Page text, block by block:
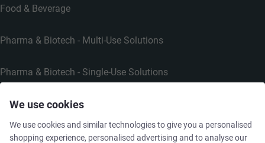
Food & Beverage
Pharma & Biotech - Multi-Use Solutions
Pharma & Biotech - Single-Use Solutions
Cleanroom
We use cookies
We use cookies and similar technologies to give you a personalised
shopping experience, personalised advertising and to analyse our